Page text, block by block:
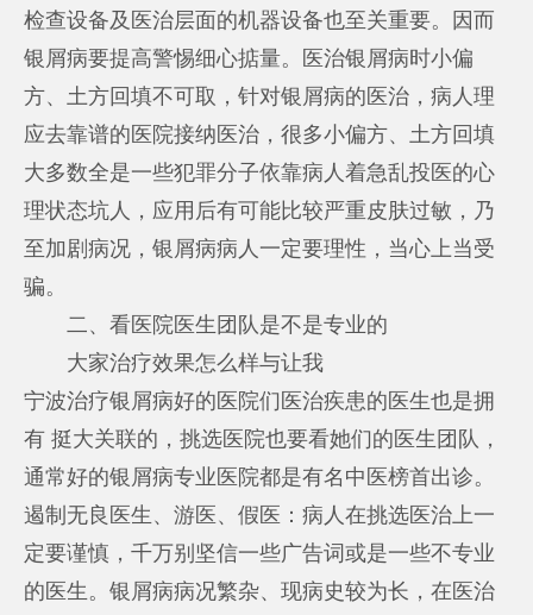
检查设备及医治层面的机器设备也至关重要。因而
银屑病要提高警惕细心掂量。医治银屑病时小偏
方、土方回填不可取，针对银屑病的医治，病人理
应去靠谱的医院接纳医治，很多小偏方、土方回填
大多数全是一些犯罪分子依靠病人着急乱投医的心
理状态坑人，应用后有可能比较严重皮肤过敏，乃
至加剧病况，银屑病病人一定要理性，当心上当受
骗。
二、看医院医生团队是不是专业的
大家治疗效果怎么样与让我
宁波治疗银屑病好的医院们医治疾患的医生也是拥
有 挺大关联的，挑选医院也要看她们的医生团队，
通常好的银屑病专业医院都是有名中医榜首出诊。
遏制无良医生、游医、假医：病人在挑选医治上一
定要谨慎，千万别坚信一些广告词或是一些不专业
的医生。银屑病病况繁杂、现病史较为长，在医治